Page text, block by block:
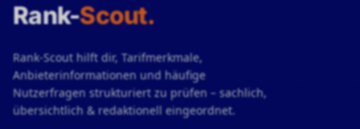
Rank-Scout.
Rank-Scout hilft dir, Tarifmerkmale,
Anbieterinformationen und häufige
Nutzerfragen strukturiert zu prüfen – sachlich,
übersichtlich & redaktionell eingeordnet.